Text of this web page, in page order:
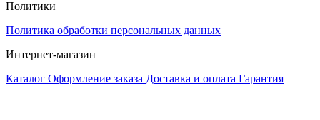
Политики
Политика обработки персональных данных
Интернет-магазин
Каталог Оформление заказа Доставка и оплата Гарантия